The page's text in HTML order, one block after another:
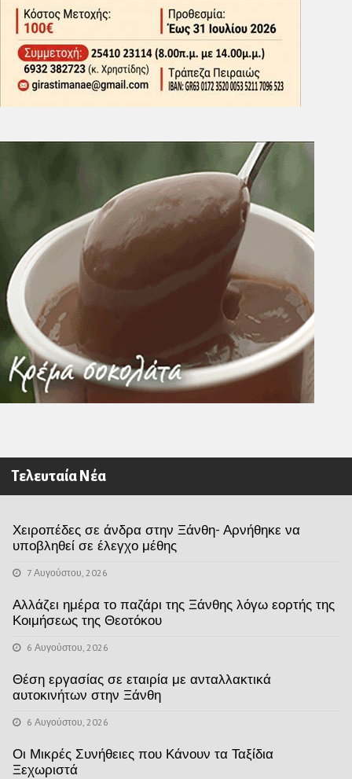
Τελευταία Νέα
Χειροπέδες σε άνδρα στην Ξάνθη- Αρνήθηκε να
υποβληθεί σε έλεγχο μέθης
7 Αυγούστου, 2026
Αλλάζει ημέρα το παζάρι της Ξάνθης λόγω εορτής της
Κοιμήσεως της Θεοτόκου
6 Αυγούστου, 2026
Θέση εργασίας σε εταιρία με ανταλλακτικά
αυτοκινήτων στην Ξάνθη
6 Αυγούστου, 2026
Οι Μικρές Συνήθειες που Κάνουν τα Ταξίδια
Ξεχωριστά